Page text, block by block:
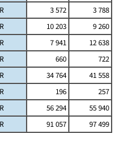
3 572
3 788
10 203
9 260
7 941
12 638
660
722
34 764
41 558
196
257
56 294
55 940
91 057 97 499